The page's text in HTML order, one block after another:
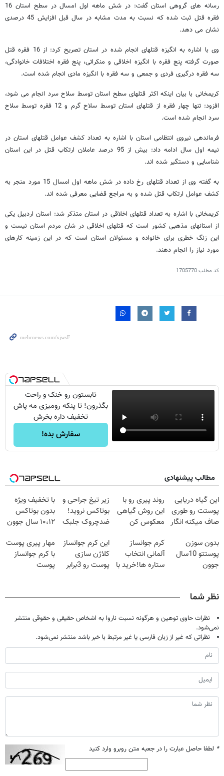
رسانه های گروهی استان گفت: در شش ماهه اول امسال در سطح استان 16
فقره قتل ثبت شده که نسبت به مدت مشابه در سال قبل افزایش 45 درصدی
نشان می دهد.
وی با اشاره به انگیزه قتلهای انجام شده در استان تصریح کرد: از 16 فقره قتل
صورت گرفته پنج فقره با انگیزه اخلاقی و منکراتی، پنج فقره اختلافات خانوادگی،
سه فقره درگیری فردی و جمعی و سه فقره با انگیزه مادی انجام شده است.
کریمخانی با بیان اینکه اکثر قتلهای سطح استان توسط سلاح سرد انجام می شود،
افزود: تنها چهار فقره از قتلهای استان توسط سلاح گرم و 12 فقره توسط سلاح
سرد انجام شده است.
فرماندهی نیروی انتظامی استان با اشاره به تعداد کشف عوامل قتلهای استان در
نیمه اول سال ادامه داد: بیش از 95 درصد عاملان ارتکاب قتل در این استان
شناسایی و دستگیر شده اند.
به گفته وی از تعداد قتلهای رخ داده در شش ماهه اول امسال 15 مورد منجر به
کشف عوامل ارتکاب قتل شده و به مراجع قضایی معرفی شده اند.
کریمخانی با اشاره به تعداد قتلهای اخلاقی در استان متذکر شد: استان اردبیل یکی
از استانهای مذهبی کشور است که قتلهای اخلاقی در شان مردم استان نیست و
این زنگ خطری برای خانواده و مسئولان استان است که در این زمینه کارهای
مورد نیاز را انجام دهند.
کد مطلب1705770
تابستون رو خنک و راحت
بگذرون! تا پنکه رومیزی مه پاش
تخفیف داره بخرش
سفارش بده!
مطالب پیشنهادی
این گیاه دریایی
پوستت رو طوری
صاف میکنه انگار
شدی🔥
روند پیری رو با
این روش گیاهی
معکوس کن
زیر تیغ جراحی و
بوتاکس نروید!
ضدچروک جلبک
با تخفیف ویژه
بدون بوتاکس
۱۰،۱۲ سال جوون
بدون سوزن
پوستتو 10سال
جوون
کرم جوانساز
آلمانی انتخاب
ستاره ها!خرید با
این کرم جوانساز
کلاژن سازی
پوست رو 3برابر
مهار پیری پوست
با کرم جوانساز
پوست
نظر شما
نظرات حاوی توهین و هرگونه نسبت ناروا به اشخاص حقیقی و حقوقی منتشر
نمی‌شود.
نظراتی که غیر از زبان فارسی یا غیر مرتبط با خبر باشد منتشر نمی‌شود.
* لطفا حاصل عبارت را در جعبه متن روبرو وارد کنید